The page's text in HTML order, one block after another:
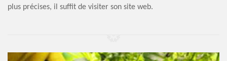
plus précises, il suffit de visiter son site web.